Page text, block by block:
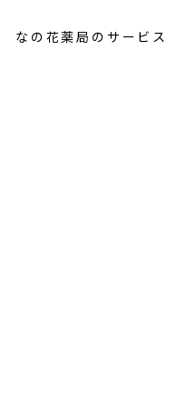
なの花薬局のサービス